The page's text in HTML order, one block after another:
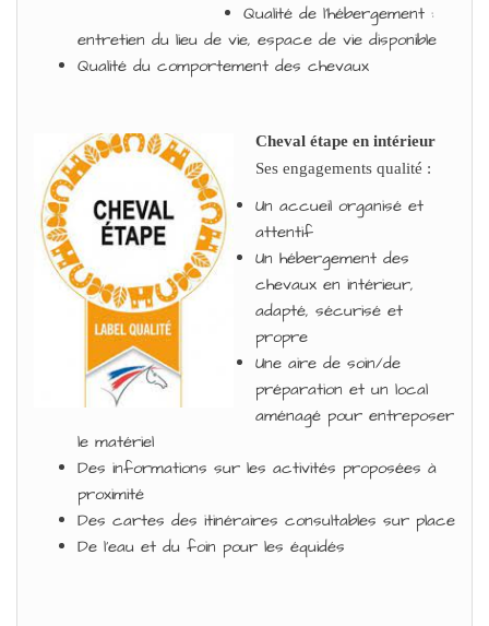
Qualité de l’hébergement :
entretien du lieu de vie, espace de vie disponible
Qualité du comportement des chevaux
Cheval étape en intérieur
Ses engagements qualité :
Un accueil organisé et
attentif
Un hébergement des
chevaux en intérieur,
adapté, sécurisé et
propre
Une aire de soin/de
préparation et un local
aménagé pour entreposer
le matériel
Des informations sur les activités proposées à
proximité
Des cartes des itinéraires consultables sur place
De l’eau et du foin pour les équidés